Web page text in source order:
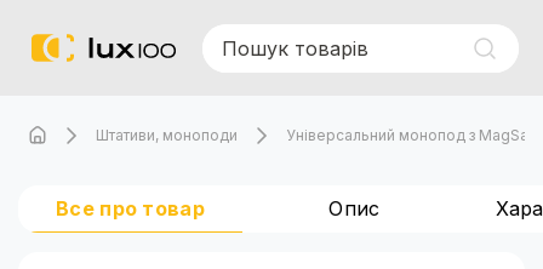
Штативи, моноподи Універсальний монопод з
Все про товар Опис